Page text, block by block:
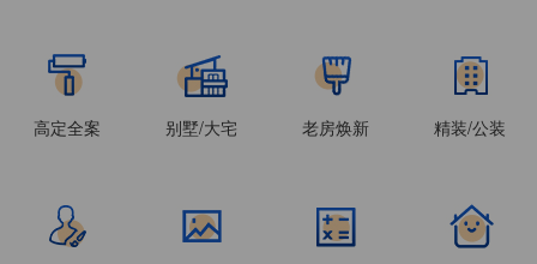
高定全案 别墅/大宅 老房焕新 精装/公装